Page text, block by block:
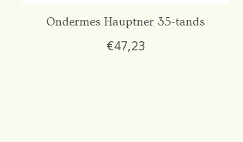
Ondermes Hauptner 35-tands
€47,23